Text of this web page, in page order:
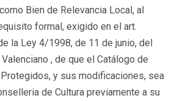
Bien de Relevancia Local, al
formal, exigido en el art.
la Ley 4/1998, de 11 de junio, del
, de que el Catálogo de
y sus modificaciones, sea
de Cultura previamente a su